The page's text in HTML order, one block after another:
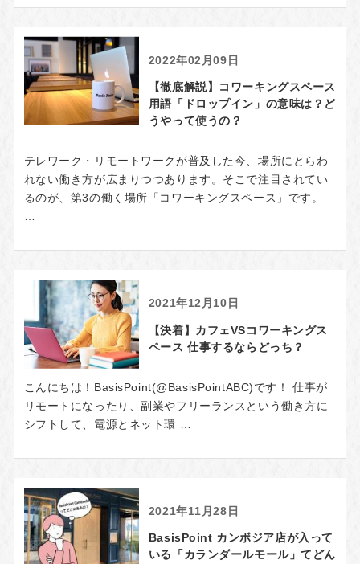
2022年02月09日
【徹底解説】コワーキングスペース
用語「ドロップイン」の意味は？ど
うやって使うの？
テレワーク・リモートワークが普及した今、場所にとらわ
れない働き方が広まりつつあります。そこで注目されてい
るのが、第3の働く場所「コワーキングスペース」です。
…
2021年12月10日
【決着】カフェVSコワーキングス
ペース 仕事するならどっち？
こんにちは！BasisPoint(@BasisPointABC)です！ 仕事が
リモートになったり、副業やフリーランスという働き方に
シフトして、電源とネット環 …
2021年11月28日
BasisPoint カンボジア店が入って
いる「カランダールモール」てどん